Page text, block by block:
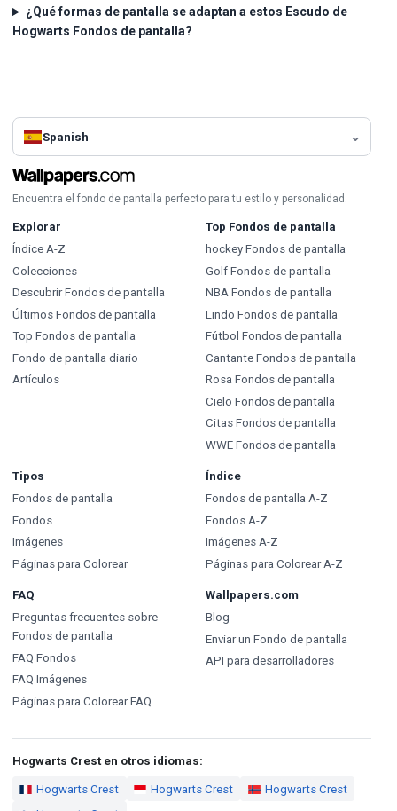
¿Qué formas de pantalla se adaptan a estos Escudo de
Hogwarts Fondos de pantalla?
Spanish
Encuentra el fondo de pantalla perfecto para tu estilo y personalidad.
Explorar
Índice A-Z
Colecciones
Descubrir Fondos de pantalla
Últimos Fondos de pantalla
Top Fondos de pantalla
Fondo de pantalla diario
Artículos
Top Fondos de pantalla
hockey Fondos de pantalla
Golf Fondos de pantalla
NBA Fondos de pantalla
Lindo Fondos de pantalla
Fútbol Fondos de pantalla
Cantante Fondos de pantalla
Rosa Fondos de pantalla
Cielo Fondos de pantalla
Citas Fondos de pantalla
WWE Fondos de pantalla
Tipos
Fondos de pantalla
Fondos
Imágenes
Páginas para Colorear
Índice
Fondos de pantalla A-Z
Fondos A-Z
Imágenes A-Z
Páginas para Colorear A-Z
FAQ
Preguntas frecuentes sobre
Fondos de pantalla
FAQ Fondos
FAQ Imágenes
Páginas para Colorear FAQ
Wallpapers.com
Blog
Enviar un Fondo de pantalla
API para desarrolladores
Hogwarts Crest en otros idiomas:
Hogwarts Crest Hogwarts Crest
Hogwarts Crest